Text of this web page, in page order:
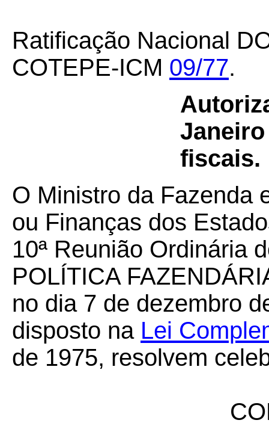
Ratificação Nacional
COTEPE-ICM 09/77.
fiscais.
O Ministro da Fazenda
ou Finanças dos
10ª Reunião Ordinária
POLÍTICA
no dia 7 de dezembro
disposto na Lei
de 1975, resolvem